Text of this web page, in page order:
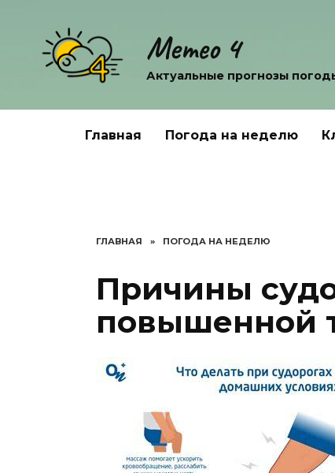
содержанию
Метео 4
Актуальные прогнозы
Главная Погода на неделю
ГЛАВНАЯ » ПОГОДА НА НЕДЕЛЮ
Причины
повышенной